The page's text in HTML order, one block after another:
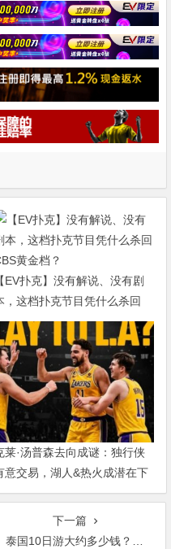
【EV扑克】没有解说、没有剧
，这档扑克节目凭什么杀回
黄金档？
莱·汤普森去向成谜：独行侠
意交易，湖人&热火成潜在下
，大发体育助力你的致富之
下一篇
泰国10日游大约多少钱？此文将给你答案